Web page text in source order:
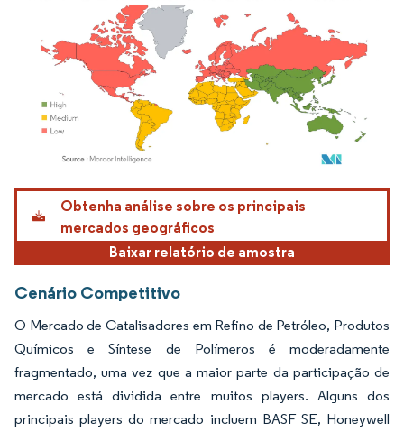
Imagem © Mordor Intelligence. O reuso requer atribuição conforme CC BY 4.0.
Obtenha análise sobre os principais
mercados geográficos
Baixar relatório de amostra
Cenário Competitivo
O Mercado de Catalisadores em Refino de Petróleo, Produtos
Químicos e Síntese de Polímeros é moderadamente
fragmentado, uma vez que a maior parte da participação de
mercado está dividida entre muitos players. Alguns dos
principais players do mercado incluem BASF SE, Honeywell